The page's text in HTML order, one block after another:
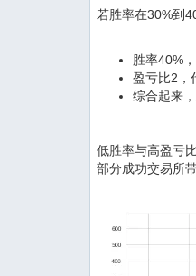
若胜率在30%到
胜率40%
盈亏比2，
综合起来
低胜率与高盈亏
部分成功交易所